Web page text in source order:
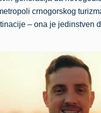
crnogorskog
– ona je jedinstven